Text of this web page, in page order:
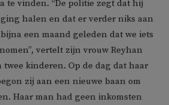
te vinden. “De politie zegt dat hij
halen en dat er verder niks aan
een maand geleden dat we iets
vertelt zijn vrouw Reyhan
twee kinderen. Op de dag dat haar
zij aan een nieuwe baan om
Haar man had geen inkomsten